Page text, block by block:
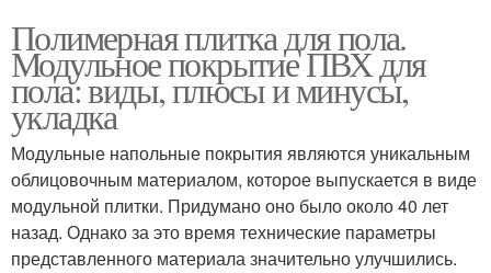
Полимерная плитка для пола.
Модульное покрытие ПВХ для
пола: виды, плюсы и минусы,
укладка
Модульные напольные покрытия являются уникальным
облицовочным материалом, которое выпускается в виде
модульной плитки. Придумано оно было около 40 лет
назад. Однако за это время технические параметры
представленного материала значительно улучшились.